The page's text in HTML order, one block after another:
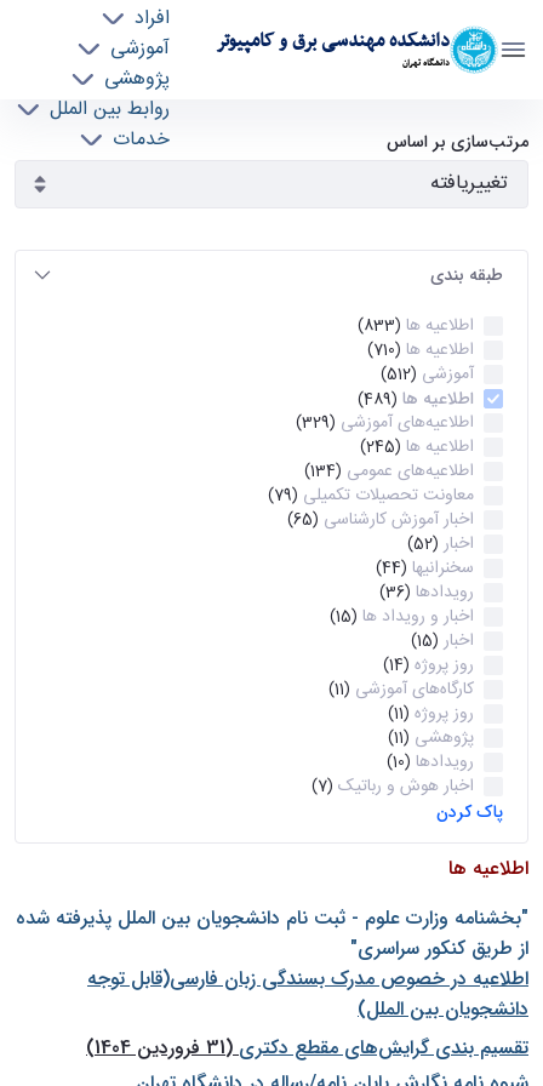
دانشکده مهندسی برق و کامپیوتر
دانشگاه تهران
افراد
آموزشی
پژوهشی
روابط بین الملل
خدمات
آرشیو اطلاعیه ها - ece- دانشکده مهندسی برق و
کامپیوتر
مرتب‌سازی بر اساس
طبقه بندی
اطلاعیه ها (833)
اطلاعیه ها (710)
آموزشی (512)
اطلاعیه ها (489)
اطلاعیه‌های‌ آموزشی (329)
اطلاعیه ها (245)
اطلاعیه‌های عمومی (134)
معاونت تحصیلات تکمیلی (79)
اخبار آموزش کارشناسی (65)
اخبار (52)
سخنرانیها (44)
رویدادها (36)
اخبار و رویداد ها (15)
اخبار (15)
روز پروژه (14)
کارگاه‌های آموزشی (11)
روز پروژه (11)
پژوهشی (11)
رویدادها (10)
اخبار هوش و رباتیک (7)
پاک کردن
اطلاعیه ها
"بخشنامه وزارت علوم - ثبت نام دانشجويان بين الملل پذيرفته شده
از طريق كنكور سراسری"
اطلاعیه در خصوص مدرک بسندگی زبان فارسی(قابل توجه
دانشجویان بین الملل)
تقسیم بندی گرایش‌های مقطع دکتری(31 فروردین 1404)